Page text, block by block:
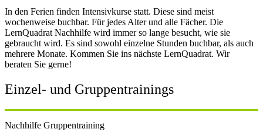
In den Ferien finden Intensivkurse statt. Diese sind meist
wochenweise buchbar. Für jedes Alter und alle Fächer. Die
LernQuadrat Nachhilfe wird immer so lange besucht, wie sie
gebraucht wird. Es sind sowohl einzelne Stunden buchbar, als auch
mehrere Monate. Kommen Sie ins nächste LernQuadrat. Wir
beraten Sie gerne!
Einzel- und Gruppentrainings
Nachhilfe Gruppentraining